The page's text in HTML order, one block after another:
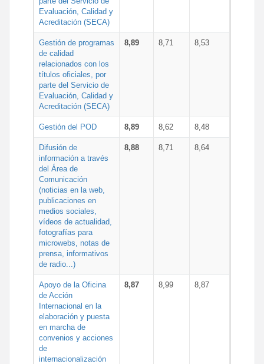
Evaluación, Calidad y
Acreditación (SECA)
Gestión de programas
de calidad
relacionados con los
títulos oficiales, por
parte del Servicio de
Evaluación, Calidad y
Acreditación (SECA)
8,89 8,71 8,53
Gestión del POD 8,89 8,62 8,48
Difusión de
información a través
del Área de
Comunicación
(noticias en la web,
publicaciones en
medios sociales,
vídeos de actualidad,
fotografías para
microwebs, notas de
prensa, informativos
de radio...)
8,88 8,71 8,64
Apoyo de la Oficina
de Acción
Internacional en la
elaboración y puesta
en marcha de
convenios y acciones
de
internacionalización
8,87 8,99 8,87